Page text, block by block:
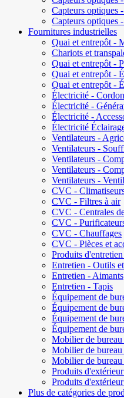
Capteurs optiques
Capteurs optiques
Fournitures industrielles
Quai et entrepôt -
Chariots et
Quai et entrepôt -
Quai et entrepôt -
Quai et entrepôt -
Électricité -
Électricité -
Électricité -
Électricité
Ventilateurs -
Ventilateurs -
Ventilateurs -
Ventilateurs -
Ventilateurs -
CVC -
CVC - Filtres à air
CVC - Centrales
CVC -
CVC - Chauffages
CVC - Pièces et
Produits
Entretien - Outils
Entretien - Aimants
Entretien - Tapis
Équipement de
Équipement de
Équipement de
Équipement de
Mobilier de bureau
Mobilier de
Mobilier de bureau
Produits
Produits
Plus de catégories de